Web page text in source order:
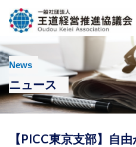
News
ニュース
【PICC東京支部】自